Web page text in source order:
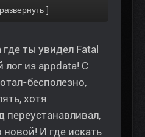
где ты увидел Fatal
из appdata! C
бесполезно,
хотя
И где искать